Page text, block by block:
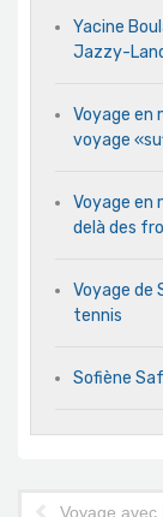
Yacine
Jazzy-
Voyage en
voyage
Voyage en
delà des
Voyage de
tennis
Sofiène
Voyage